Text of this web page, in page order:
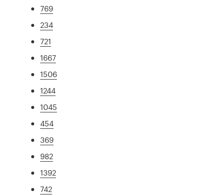
769
234
721
1667
1506
1244
1045
454
369
982
1392
742